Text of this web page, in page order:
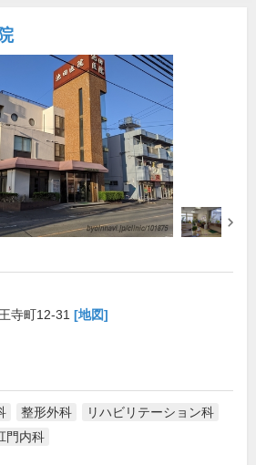
寺町12-31 [地図]
整形外科
リハビリテーション科
門内科